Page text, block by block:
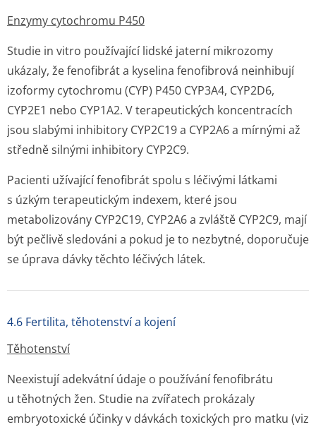
Enzymy cytochromu P450
Studie in vitro používající lidské jaterní mikrozomy
ukázaly, že fenofibrát a kyselina fenofibrová neinhibují
izoformy cytochromu (CYP) P450 CYP3A4, CYP2D6,
CYP2E1 nebo CYP1A2. V terapeutických koncentracích
jsou slabými inhibitory CYP2C19 a CYP2A6 a mírnými až
středně silnými inhibitory CYP2C9.
Pacienti užívající fenofibrát spolu s léčivými látkami
s úzkým terapeutickým indexem, které jsou
metabolizovány CYP2C19, CYP2A6 a zvláště CYP2C9, mají
být pečlivě sledováni a pokud je to nezbytné, doporučuje
se úprava dávky těchto léčivých látek.
4.6 Fertilita, těhotenství a kojení
Těhotenství
Neexistují adekvátní údaje o používání fenofibrátu
u těhotných žen. Studie na zvířatech prokázaly
embryotoxické účinky v dávkách toxických pro matku (viz